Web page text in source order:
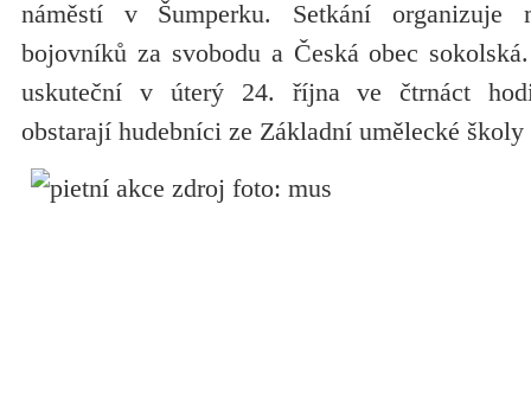
náměstí v Šumperku. Setkání organizuje
bojovníků za svobodu a Česká obec
uskuteční v úterý 24. října ve čtrnáct
obstarají hudebníci ze Základní umělecké školy